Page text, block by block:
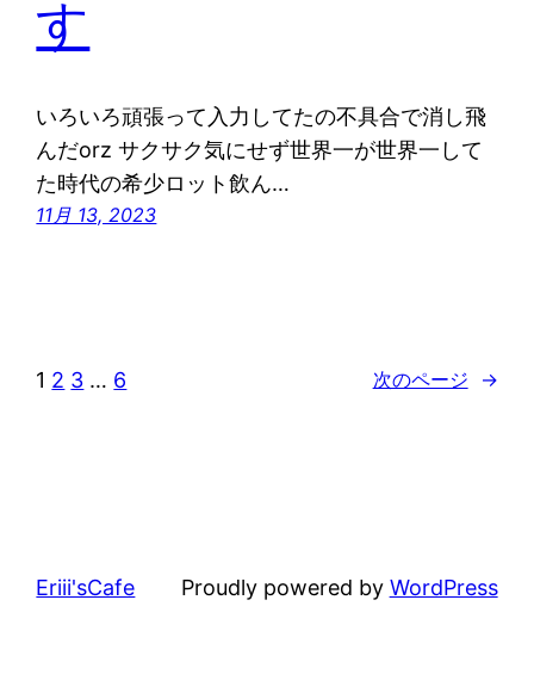
す
いろいろ頑張って入力してたの不具合で消し飛
んだorz サクサク気にせず世界一が世界一して
た時代の希少ロット飲ん…
11月 13, 2023
1 2 3 … 6 次のページ →
Eriii'sCafe Proudly powered by WordPress